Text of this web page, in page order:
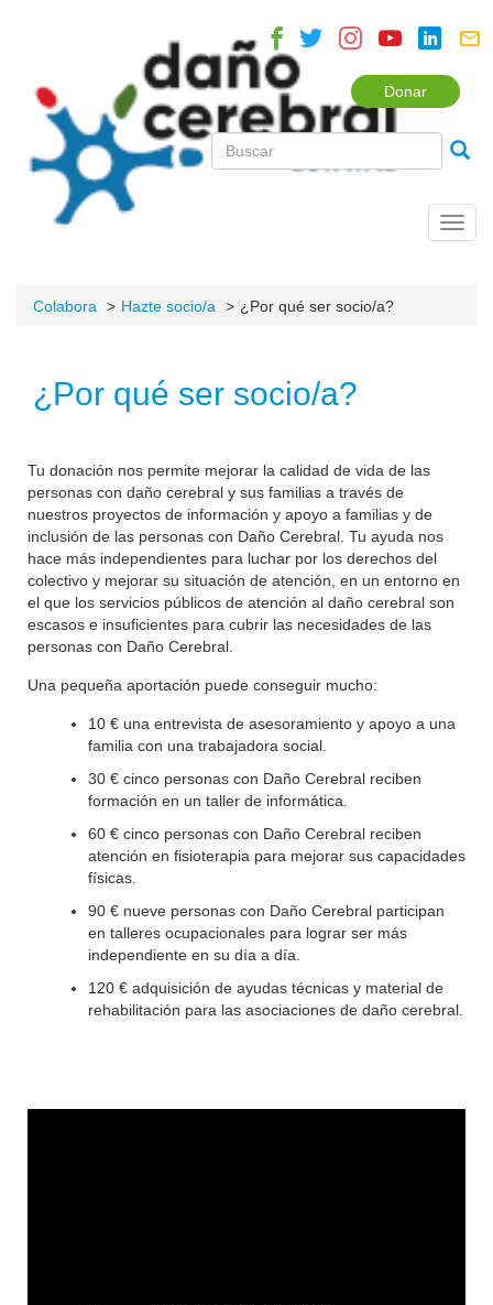
Donar
Colabora Hazte socio/a ¿Por qué ser socio/a?
¿Por qué ser socio/a?
Tu donación nos permite mejorar la calidad de vida de las
personas con daño cerebral y sus familias a través de
nuestros proyectos de información y apoyo a familias y de
inclusión de las personas con Daño Cerebral. Tu ayuda nos
hace más independientes para luchar por los derechos del
colectivo y mejorar su situación de atención, en un entorno en
el que los servicios públicos de atención al daño cerebral son
escasos e insuficientes para cubrir las necesidades de las
personas con Daño Cerebral.
Una pequeña aportación puede conseguir mucho:
10 € una entrevista de asesoramiento y apoyo a una
familia con una trabajadora social.
30 € cinco personas con Daño Cerebral reciben
formación en un taller de informática.
60 € cinco personas con Daño Cerebral reciben
atención en fisioterapia para mejorar sus capacidades
físicas.
90 € nueve personas con Daño Cerebral participan
en talleres ocupacionales para lograr ser más
independiente en su día a día.
120 € adquisición de ayudas técnicas y material de
rehabilitación para las asociaciones de daño cerebral.